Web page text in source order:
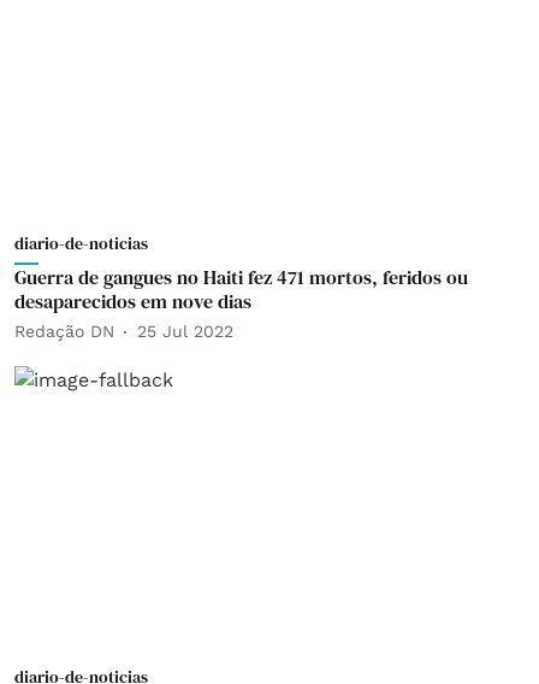
diario-de-noticias
Guerra de gangues no Haiti fez 471 mortos, feridos ou
desaparecidos em nove dias
Redação DN 25 Jul 2022
diario-de-noticias